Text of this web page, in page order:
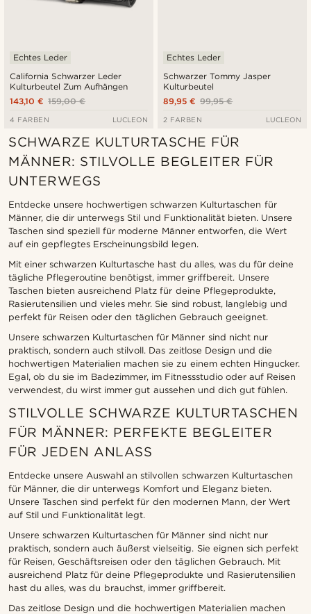
California Schwarzer Leder
Kulturbeutel Zum Aufhängen
Echtes Leder
159,00 €
143,10 €
4 FARBEN LUCLEON
Schwarzer Tommy Jasper
Kulturbeutel
Echtes Leder
99,95 €
89,95 €
2 FARBEN LUCLEON
SCHWARZE KULTURTASCHE FÜR
MÄNNER: STILVOLLE BEGLEITER FÜR
UNTERWEGS
Entdecke unsere hochwertigen schwarzen Kulturtaschen für
Männer, die dir unterwegs Stil und Funktionalität bieten. Unsere
Taschen sind speziell für moderne Männer entworfen, die Wert
auf ein gepflegtes Erscheinungsbild legen.
Mit einer schwarzen Kulturtasche hast du alles, was du für deine
tägliche Pflegeroutine benötigst, immer griffbereit. Unsere
Taschen bieten ausreichend Platz für deine Pflegeprodukte,
Rasierutensilien und vieles mehr. Sie sind robust, langlebig und
perfekt für Reisen oder den täglichen Gebrauch geeignet.
Unsere schwarzen Kulturtaschen für Männer sind nicht nur
praktisch, sondern auch stilvoll. Das zeitlose Design und die
hochwertigen Materialien machen sie zu einem echten Hingucker.
Egal, ob du sie im Badezimmer, im Fitnessstudio oder auf Reisen
verwendest, du wirst immer gut aussehen und dich gut fühlen.
STILVOLLE SCHWARZE KULTURTASCHEN
FÜR MÄNNER: PERFEKTE BEGLEITER
FÜR JEDEN ANLASS
Entdecke unsere Auswahl an stilvollen schwarzen Kulturtaschen
für Männer, die dir unterwegs Komfort und Eleganz bieten.
Unsere Taschen sind perfekt für den modernen Mann, der Wert
auf Stil und Funktionalität legt.
Unsere schwarzen Kulturtaschen für Männer sind nicht nur
praktisch, sondern auch äußerst vielseitig. Sie eignen sich perfekt
für Reisen, Geschäftsreisen oder den täglichen Gebrauch. Mit
ausreichend Platz für deine Pflegeprodukte und Rasierutensilien
hast du alles, was du brauchst, immer griffbereit.
Das zeitlose Design und die hochwertigen Materialien machen